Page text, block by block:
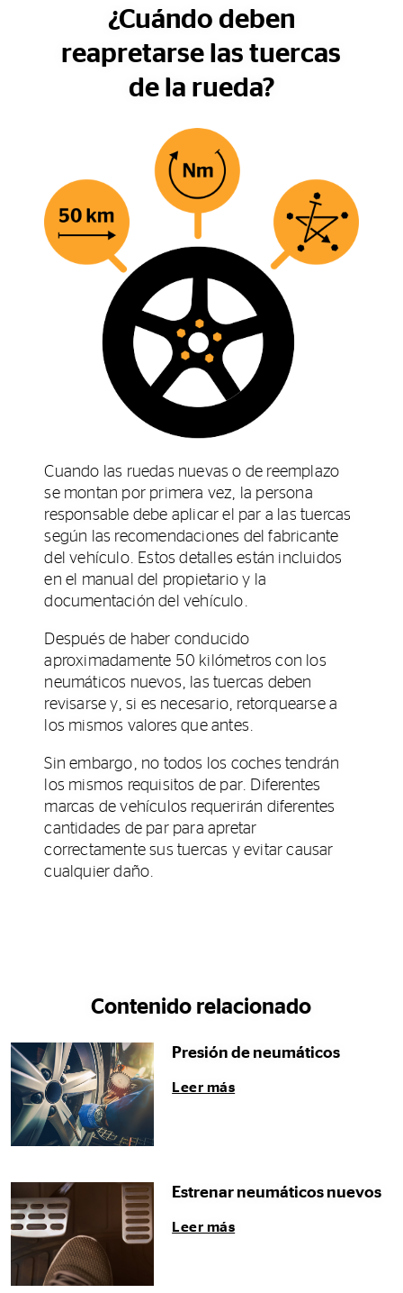
¿Cuándo deben
reapretarse las tuercas
de la rueda?
Cuando las ruedas nuevas o de reemplazo
se montan por primera vez, la persona
responsable debe aplicar el par a las tuercas
según las recomendaciones del fabricante
del vehículo. Estos detalles están incluidos
en el manual del propietario y la
documentación del vehículo.
Después de haber conducido
aproximadamente 50 kilómetros con los
neumáticos nuevos, las tuercas deben
revisarse y, si es necesario, retorquearse a
los mismos valores que antes.
Sin embargo, no todos los coches tendrán
los mismos requisitos de par. Diferentes
marcas de vehículos requerirán diferentes
cantidades de par para apretar
correctamente sus tuercas y evitar causar
cualquier daño.
Contenido relacionado
Presión de neumáticos
Leer más
Estrenar neumáticos nuevos
Leer más